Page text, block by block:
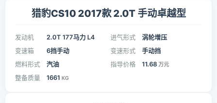
猎豹CS10 2017款 2.0T 手动卓越型
发动机 2.0T 177马力 L4 进气形式
涡轮增压
变速箱
6挡手动 变速形式
手动挡
燃料形式
汽油 指导价格 11.68 万元
整备质量 1661 KG